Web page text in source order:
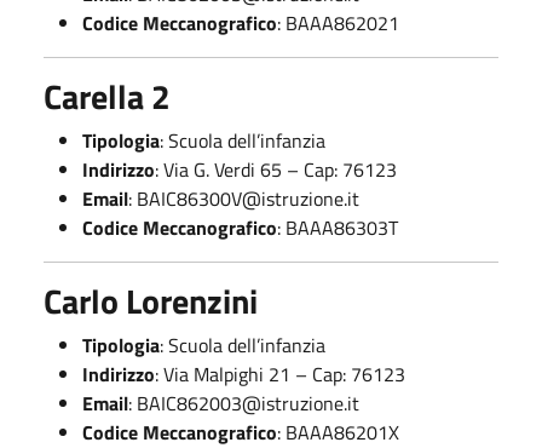
Codice Meccanografico: BAAA862021
Carella 2
Tipologia: Scuola dell’infanzia
Indirizzo: Via G. Verdi 65 – Cap: 76123
Email: BAIC86300V@istruzione.it
Codice Meccanografico: BAAA86303T
Carlo Lorenzini
Tipologia: Scuola dell’infanzia
Indirizzo: Via Malpighi 21 – Cap: 76123
Email: BAIC862003@istruzione.it
Codice Meccanografico: BAAA86201X